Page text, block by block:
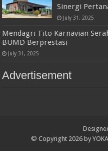
Sinergi
July 31, 2025
Mendagri Tito Karnavian
BUMD Berprestasi
July 31, 2025
Advertisement
© Copyright 2026 by